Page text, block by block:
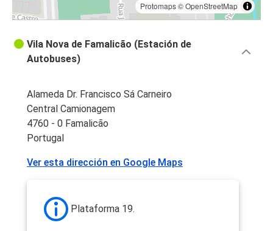
Protomaps©OpenStreetMap
Vila Nova de Famalicão (Estación de
Autobuses)
Alameda Dr. Francisco Sá Carneiro
Central Camionagem
4760 - 0 Famalicão
Portugal
Ver esta dirección en Google Maps
Plataforma 19.